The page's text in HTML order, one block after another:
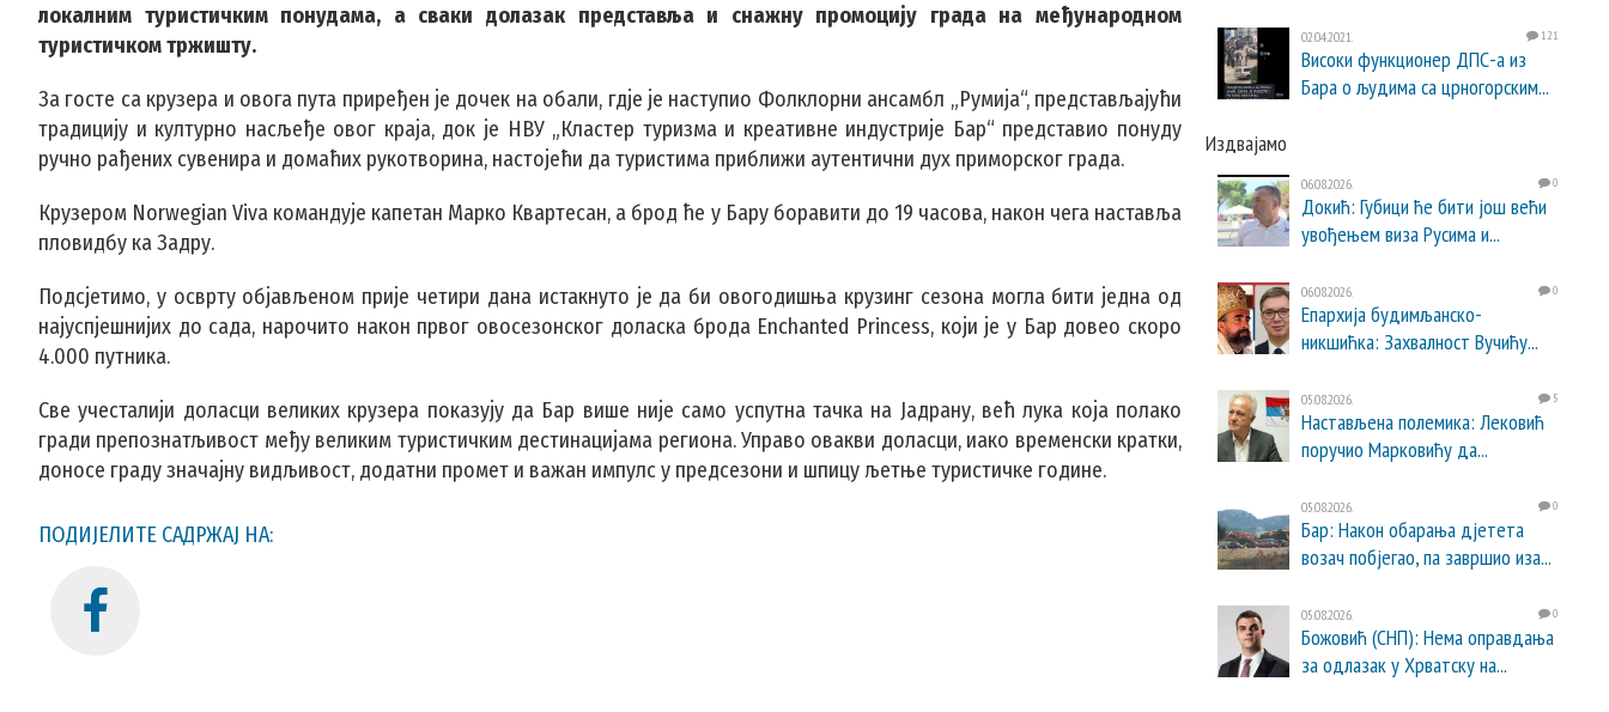
локалним туристичким понудама, а сваки долазак представља и снажну промоцију града на међународном
туристичком тржишту.
За госте са крузера и овога пута приређен је дочек на обали, гдје је наступио Фолклорни ансамбл „Румија“, представљајући
традицију и културно насљеђе овог краја, док је НВУ „Кластер туризма и креативне индустрије Бар“ представио понуду
ручно рађених сувенира и домаћих рукотворина, настојећи да туристима приближи аутентични дух приморског града.
Крузером Norwegian Viva командује капетан Марко Квартесан, а брод ће у Бару боравити до 19 часова, након чега наставља
пловидбу ка Задру.
Подсјетимо, у осврту објављеном прије четири дана истакнуто је да би овогодишња крузинг сезона могла бити једна од
најуспјешнијих до сада, нарочито након првог овосезонског доласка брода Enchanted Princess, који је у Бар довео скоро
4.000 путника.
Све учесталији доласци великих крузера показују да Бар више није само успутна тачка на Јадрану, већ лука која полако
гради препознатљивост међу великим туристичким дестинацијама региона. Управо овакви доласци, иако временски кратки,
доносе граду значајну видљивост, додатни промет и важан импулс у предсезони и шпицу љетње туристичке године.
ПОДИЈЕЛИТЕ САДРЖАЈ НА:
02.04.2021. 121
Високи функционер ДПС-а из
Бара о људима са црногорским...
Издвајамо
06.08.2026. 0
Докић: Губици ће бити још већи
увођењем виза Русима и...
06.08.2026. 0
Епархија будимљанско-
никшићка: Захвалност Вучићу...
05.08.2026. 5
Настављена полемика: Лековић
поручио Марковићу да...
05.08.2026. 0
Бар: Након обарања дјетета
возач побјегао, па завршио иза...
05.08.2026. 0
Божовић (СНП): Нема оправдања
за одлазак у Хрватску на...